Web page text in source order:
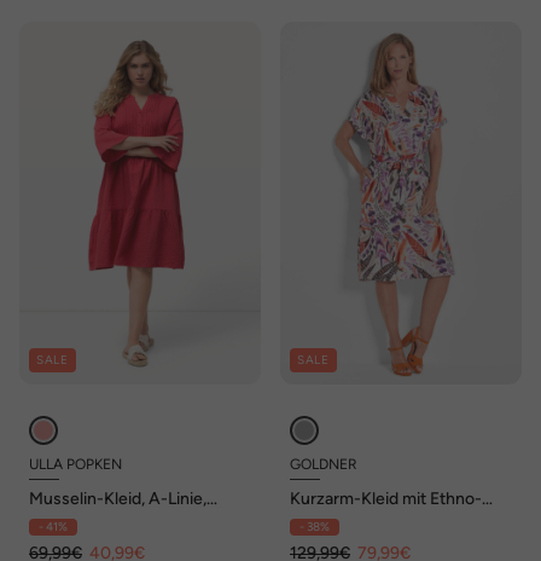
SALE
ULLA POPKEN
Musselin-Kleid, A-Linie,
Tunika-Ausschnitt, 3/4-Arm
- 41%
69,99€ 40,99€
SALE
GOLDNER
Kurzarm-Kleid mit Ethno-
Print
- 38%
129,99€ 79,99€